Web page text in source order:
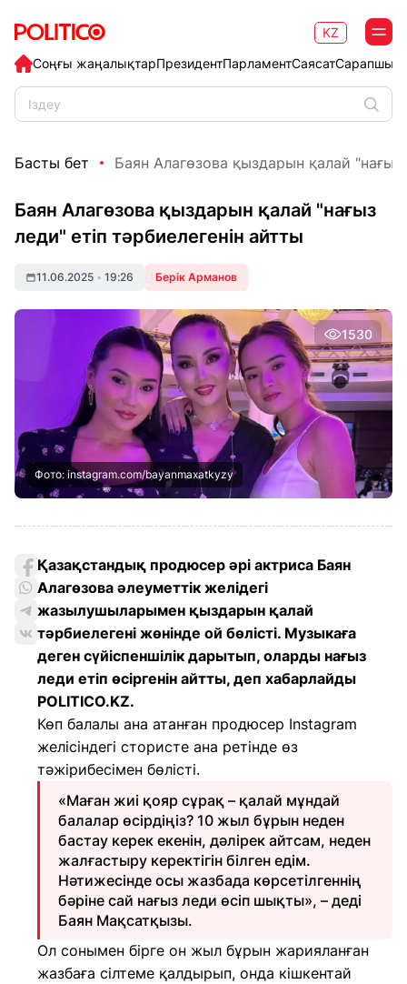
Соңғы жаңалықтарПрезидентПарламентСаясат
KZ
Басты бет Баян Алагөзова қыздарын қалай "нағыз
Баян Алагөзова қыздарын қалай "нағыз
леди" етіп тәрбиелегенін айтты
11.06.2025 • 19:26 Берік Арманов
1530
Фото: instagram.com/bayanmaxatkyzy
Қазақстандық продюсер әрі актриса Баян
Алагөзова әлеуметтік желідегі
жазылушыларымен қыздарын қалай
тәрбиелегені жөнінде ой бөлісті. Музыкаға
деген сүйіспеншілік дарытып, оларды нағыз
леди етіп өсіргенін айтты, деп хабарлайды
POLITICO.KZ.
Көп балалы ана атанған продюсер Instagram
желісіндегі стористе ана ретінде өз
тәжірибесімен бөлісті.
«Маған жиі қояр сұрақ – қалай мұндай
балалар өсірдіңіз? 10 жыл бұрын неден
бастау керек екенін, дәлірек айтсам, неден
жалғастыру керектігін білген едім.
Нәтижесінде осы жазбада көрсетілгеннің
бәріне сай нағыз леди өсіп шықты», – деді
Баян Мақсатқызы.
Ол сонымен бірге он жыл бұрын жарияланған
жазбаға сілтеме қалдырып, онда кішкентай